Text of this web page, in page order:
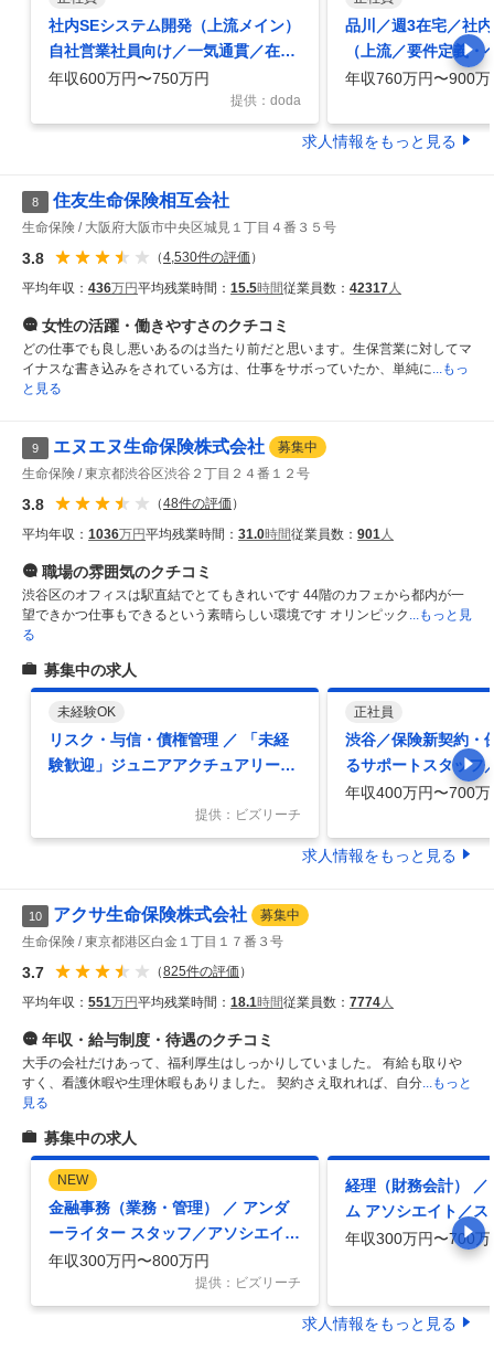
社内SEシステム開発（上流メイン）
自社営業社員向け／一気通貫／在
宅・フレックス可／中途入社多数
年収600万円〜750万円
提供：doda
品川／週3在宅／社
（上流／要件定義・
働きやすさ
年収760万円〜900万
求人情報をもっと見る
8 住友生命保険相互会社
生命保険 大阪府大阪市中央区城見１丁目４番３５号
3.8 （4,530件の評価 ）
平均年収： 436万円平均残業時間： 15.5時間従業員数： 42317人
女性の活躍・働きやすさのクチコミ
どの仕事でも良し悪いあるのは当たり前だと思います。生保営業に対してマ
イナスな書き込みをされている方は、仕事をサボっていたか、単純に...もっ
と見る
9 エヌエヌ生命保険株式会社
募集中
生命保険
東京都渋谷区渋谷２丁目２４番１２号
3.8 （48件の評価 ）
平均年収： 1036万円平均残業時間： 31.0時間従業員数： 901人
職場の雰囲気のクチコミ
渋谷区のオフィスは駅直結でとてもきれいです 44階のカフェから都内が一
望できかつ仕事もできるという素晴らしい環境です オリンピック ...もっと見
る
募集中の求人
未経験OK
リスク・与信・債権管理 ／ 「未経
験歓迎」ジュニアアクチュアリー候
uary Talent Program」）提供：ビズリーチ
正社員
渋谷／保険新契約・
るサポートスタッフ
携わる世界18ヶ国で
年収400万円〜700万
求人情報をもっと見る
10 アクサ生命保険株式会社
募集中
生命保険
東京都港区白金１丁目１７番３号
3.7 （825件の評価 ）
平均年収： 551万円平均残業時間： 18.1時間従業員数： 7774人
年収・給与制度・待遇のクチコミ
大手の会社だけあって、福利厚生はしっかりしていました。 有給も取りや
すく、看護休暇や生理休暇もありました。 契約さえ取れれば、自分...もっと
見る
募集中の求人
NEW
金融事務（業務・管理） ／ アンダ
ーライター スタッフ／アソシエイト
（P1／P2）
年収300万円〜800万円
提供：ビズリーチ
経理（財務会計） ／
ム アソシエイト／
P1A／札幌本社勤務
年収300万円〜700万
求人情報をもっと見る